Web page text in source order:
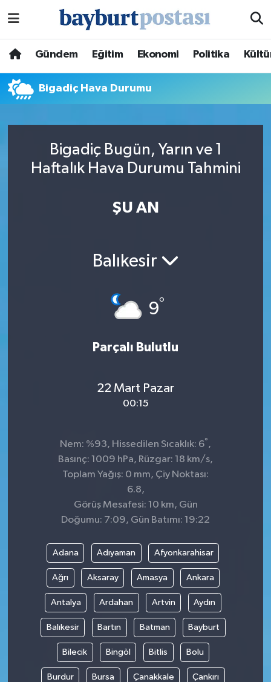
Gündem Eğitim Ekonomi Politika
Bigadiç Hava Durumu
Bigadiç Bugün, Yarın ve 1
Haftalık Hava Durumu Tahmini
ŞU AN
Balıkesir
9°
Parçalı Bulutlu
22 Mart Pazar
00:15
Nem: %93, Hissedilen Sıcaklık: 6° ,
Basınç: 1009 hPa, Rüzgar: 18 km/s,
Toplam Yağış: 0 mm, Çiy Noktası:
6.8,
Görüş Mesafesi: 10 km, Gün
Doğumu: 7:09, Gün Batımı: 19:22
Adana Adıyaman Afyonkarahisar
Ağrı Aksaray Amasya Ankara
Antalya Ardahan Artvin Aydın
Balıkesir Bartın Batman Bayburt
Bilecik Bingöl Bitlis Bolu
Burdur Bursa Çanakkale Çankırı
Hava Durumu
Süper Lig Puan Durumu ve Fikstür